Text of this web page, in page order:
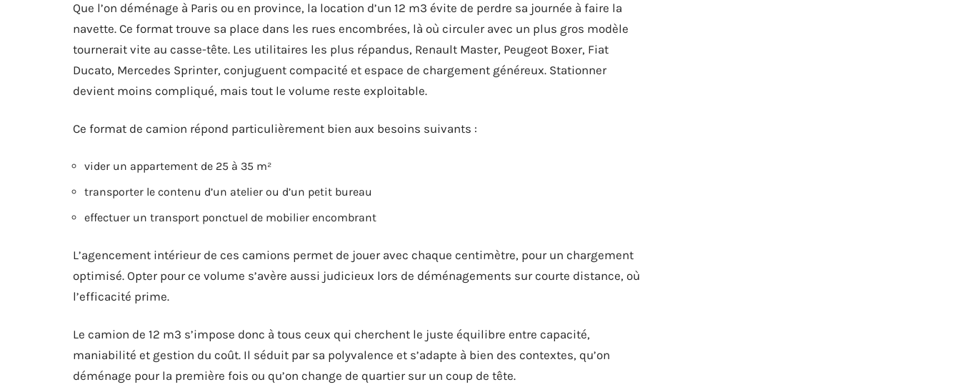
Que l’on déménage à Paris ou en province, la location d’un 12 m3 évite de perdre sa journée à faire la
navette. Ce format trouve sa place dans les rues encombrées, là où circuler avec un plus gros modèle
tournerait vite au casse-tête. Les utilitaires les plus répandus, Renault Master, Peugeot Boxer, Fiat
Ducato, Mercedes Sprinter, conjuguent compacité et espace de chargement généreux. Stationner
devient moins compliqué, mais tout le volume reste exploitable.
Ce format de camion répond particulièrement bien aux besoins suivants :
vider un appartement de 25 à 35 m²
transporter le contenu d’un atelier ou d’un petit bureau
effectuer un transport ponctuel de mobilier encombrant
L’agencement intérieur de ces camions permet de jouer avec chaque centimètre, pour un chargement
optimisé. Opter pour ce volume s’avère aussi judicieux lors de déménagements sur courte distance, où
l’efficacité prime.
Le camion de 12 m3 s’impose donc à tous ceux qui cherchent le juste équilibre entre capacité,
maniabilité et gestion du coût. Il séduit par sa polyvalence et s’adapte à bien des contextes, qu’on
déménage pour la première fois ou qu’on change de quartier sur un coup de tête.